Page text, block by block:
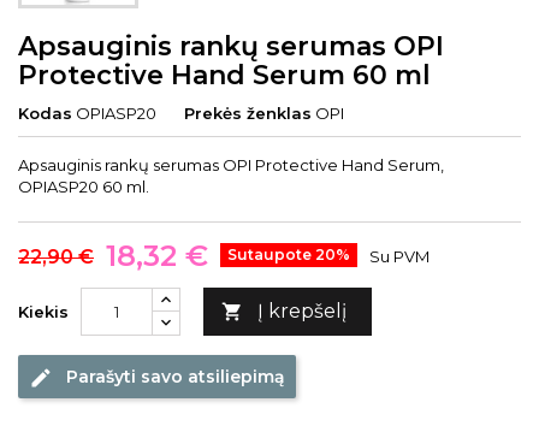
Apsauginis rankų serumas OPI
Protective Hand Serum 60 ml
Kodas OPIASP20 Prekės ženklas OPI
Apsauginis rankų serumas OPI Protective Hand Serum,
OPIASP20 60 ml.
22,90 € 18,32 € Sutaupote 20% Su PVM
Kiekis  Į krepšelį
edit Parašyti savo atsiliepimą